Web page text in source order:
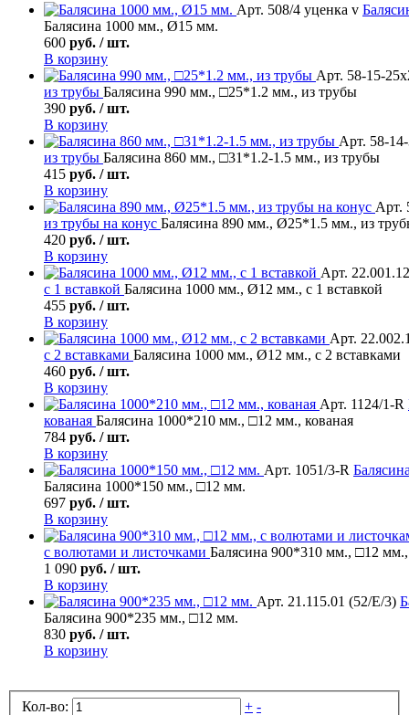
Арт. 508/4 уценка v
Балясина 1000 мм., Ø15 мм.
600 руб. / шт.
В корзину
Арт. 58-15-
из трубы Балясина 990 мм., □25*1.2 мм., из трубы
390 руб. / шт.
В корзину
Арт. 58-
из трубы Балясина 860 мм., □31*1.2-1.5 мм., из трубы
415 руб. / шт.
В корзину
Арт.
из трубы на конус Балясина 890 мм., Ø25*1.5 мм., из
420 руб. / шт.
В корзину
Арт. 22.001.12
с 1 вставкой Балясина 1000 мм., Ø12 мм., с 1 вставкой
455 руб. / шт.
В корзину
Арт.
с 2 вставками Балясина 1000 мм., Ø12 мм., с 2 вставками
460 руб. / шт.
В корзину
Арт. 1124/1-R
кованая Балясина 1000*210 мм., □12 мм., кованая
784 руб. / шт.
В корзину
Арт. 1051/3-R
Балясина 1000*150 мм., □12 мм.
697 руб. / шт.
В корзину
с волютами и листочками Балясина 900*310 мм., □12
1 090 руб. / шт.
В корзину
Арт. 21.115.01 (52/Е/3)
Балясина 900*235 мм., □12 мм.
830 руб. / шт.
В корзину
Кол-во: + -